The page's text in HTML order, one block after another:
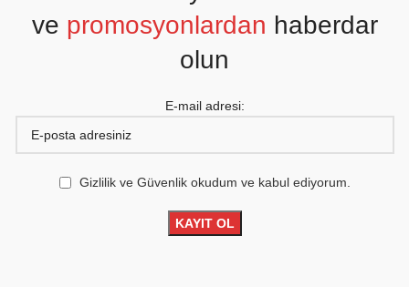
ve promosyonlardan haberdar
olun
E-mail adresi:
Gizlilik ve Güvenlik okudum ve kabul ediyorum.